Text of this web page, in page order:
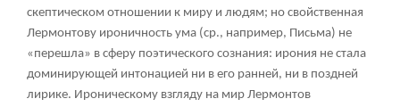
скептическом отношении к миру и людям; но свойственная
Лермонтову ироничность ума (ср., например, Письма) не
«перешла» в сферу поэтического сознания: ирония не стала
доминирующей интонацией ни в его ранней, ни в поздней
лирике. Ироническому взгляду на мир Лермонтов